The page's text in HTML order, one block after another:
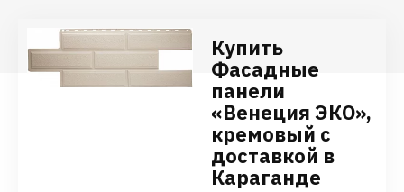
Купить
Фасадные
панели
«Венеция ЭКО»,
кремовый с
доставкой в
Караганде